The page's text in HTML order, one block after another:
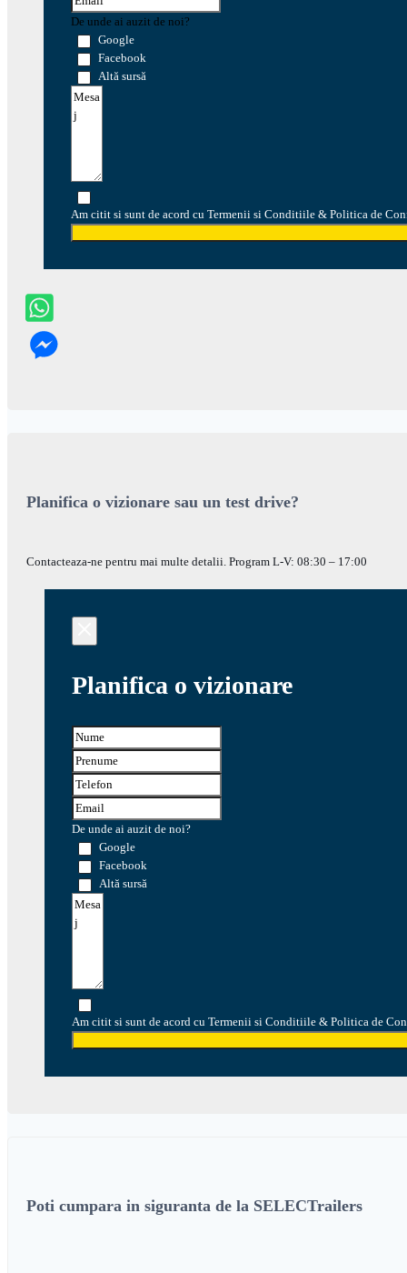
De unde ai auzit de noi?
Google
Facebook
Altă sursă
Am citit si sunt de acord cu Termenii si Conditiile & Politica de
Planifica o vizionare sau un test drive?
Contacteaza-ne pentru mai multe detalii. Program L-V: 08:30 – 17:00
Planifica o vizionare
De unde ai auzit de noi?
Google
Facebook
Altă sursă
Am citit si sunt de acord cu Termenii si Conditiile & Politica de
Poti cumpara in siguranta de la SELECTrailers